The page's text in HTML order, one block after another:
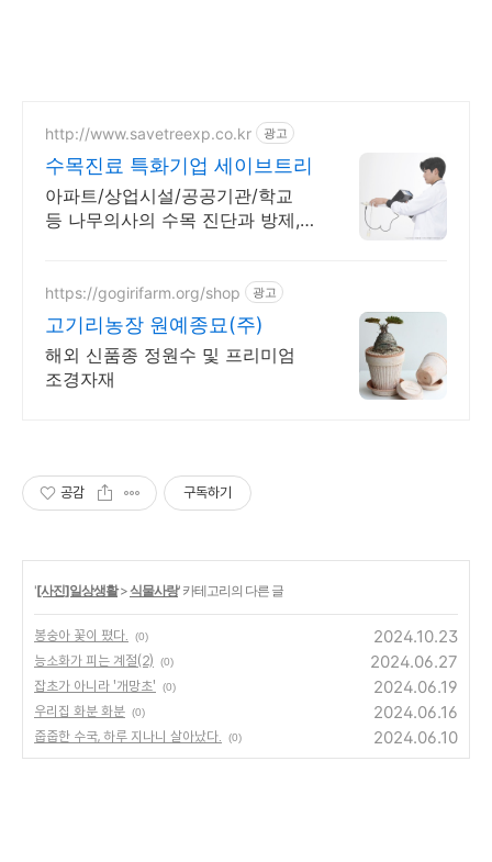
http://www.savetreexp.co.kr 광고
수목진료 특화기업 세이브트리
아파트/상업시설/공공기관/학교
등 나무의사의 수목 진단과 방제,
https://gogirifarm.org/shop 광고
고기리농장 원예종묘(주)
해외 신품종 정원수 및 프리미엄
조경자재
공감 구독하기
'[사진]일상생활> 식물사랑' 카테고리의 다른 글
봉숭아 꽃이 폈다. (0) 2024.10.23
능소화가 피는 계절(2) (0) 2024.06.27
잡초가 아니라 '개망초' (0) 2024.06.19
우리집 화분 화분 (0) 2024.06.16
줍줍한 수국, 하루 지나니 살아났다. (0) 2024.06.10